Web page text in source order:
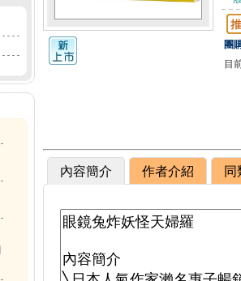
團
目
內容簡介 作者介紹 同